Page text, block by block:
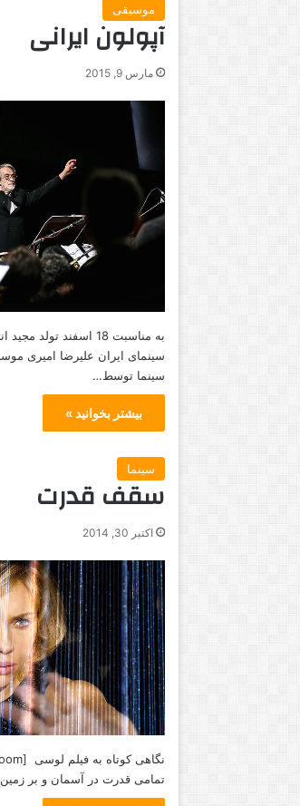
موسیقی
آپولون ایرانی
مارس 9, 2015
به مناسبت 18 اسفند
سینمای ایران علیرضا امیری
سینما توسط…
بیشتر بخوانید »
سینما
سقف قدرت
اکتبر 30, 2014
تمامی قدرت در آسمان و بر